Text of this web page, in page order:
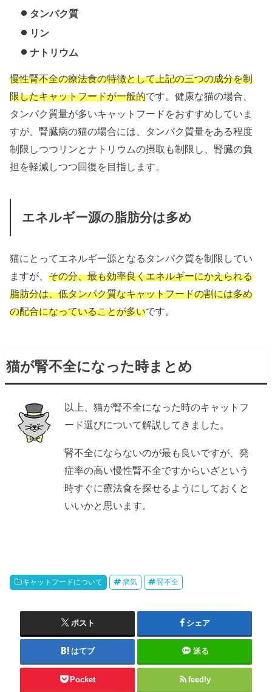
タンパク質
リン
ナトリウム
慢性腎不全の療法食の特徴として上記の三つの成分を制
限したキャットフードが一般的です。健康な猫の場合、
タンパク質量が多いキャットフードをおすすめしていま
すが、腎臓病の猫の場合には、タンパク質量をある程度
制限しつつリンとナトリウムの摂取も制限し、腎臓の負
担を軽減しつつ回復を目指します。
エネルギー源の脂肪分は多め
猫にとってエネルギー源となるタンパク質を制限してい
ますが、その分、最も効率良くエネルギーにかえられる
脂肪分は、低タンパク質なキャットフードの割には多め
の配合になっていることが多いです。
猫が腎不全になった時まとめ
以上、猫が腎不全になった時のキャットフ
ード選びについて解説してきました。
腎不全にならないのが最も良いですが、発
症率の高い慢性腎不全ですからいざという
時すぐに療法食を探せるようにしておくと
いいかと思います。
キャットフードについて 病気 腎不全
ポスト シェア
はてブ 送る
Pocket feedly